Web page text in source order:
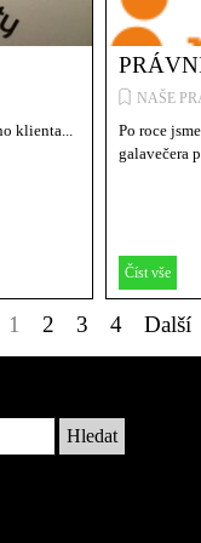
klienta...
NAŠE
Po roce
galavečera
Číst vše
Aktuální stránka:
1 Přejít na stránku:
2 Přejít na
3 Přejít na
4 Další
Hledat